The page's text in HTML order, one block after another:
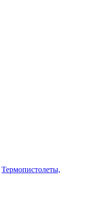
Термопистолеты,